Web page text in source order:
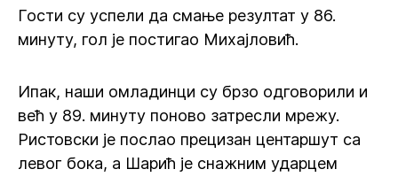
Гости су успели да смање резултат у 86.
минуту, гол је постигао Михајловић.
Ипак, наши омладинци су брзо одговорили и
већ у 89. минуту поново затресли мрежу.
Ристовски је послао прецизан центаршут са
левог бока, а Шарић је снажним ударцем